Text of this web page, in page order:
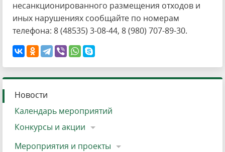
несанкционированного размещения отходов и
иных нарушениях сообщайте по номерам
телефона: 8 (48535) 3-08-44, 8 (980) 707-89-30.
Новости
Календарь мероприятий
Конкурсы и акции
Мероприятия и проекты